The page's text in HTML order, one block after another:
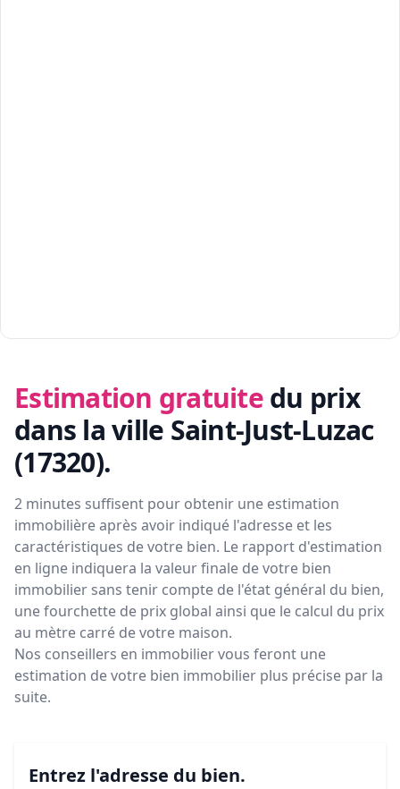
Estimation gratuite du prix
dans la ville Saint-Just-Luzac
(17320).
2 minutes suffisent pour obtenir une estimation
immobilière après avoir indiqué l'adresse et les
caractéristiques de votre bien. Le rapport d'estimation
en ligne indiquera la valeur finale de votre bien
immobilier sans tenir compte de l'état général du bien,
une fourchette de prix global ainsi que le calcul du prix
au mètre carré de votre maison.
Nos conseillers en immobilier vous feront une
estimation de votre bien immobilier plus précise par la
suite.
Entrez l'adresse du bien.